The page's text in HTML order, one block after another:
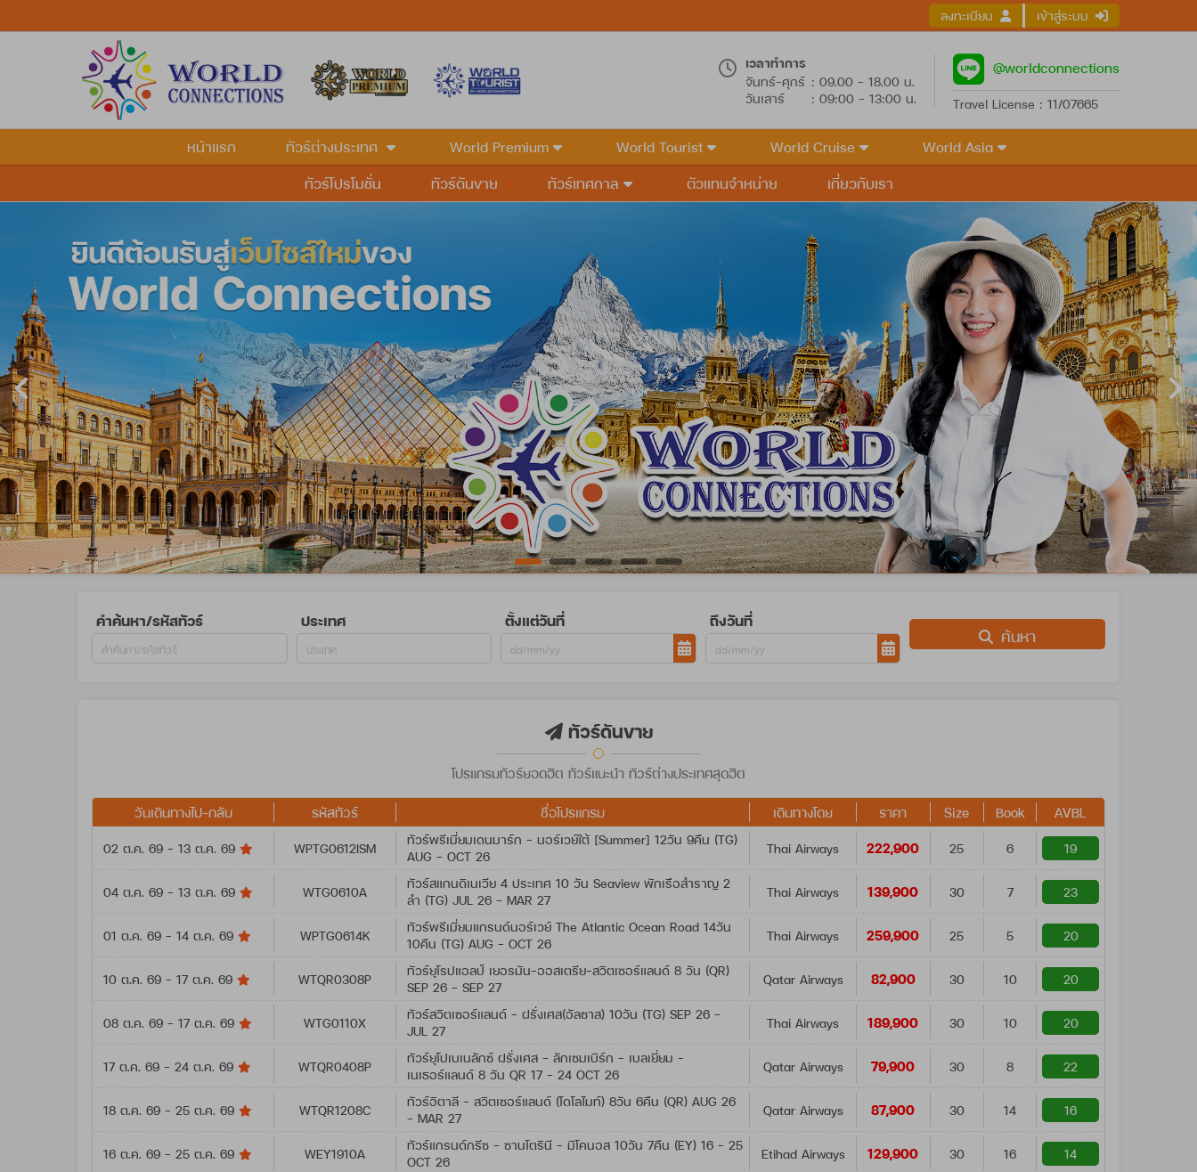
ลงทะเบียน เข้าสู่ระบบ
เวลาทำการ
จันทร์-ศุกร์ : 09.00 - 18.00 น.
วันเสาร์
: 09:00 - 13:00 น.
@worldconnections
Travel License : 11/07665
หน้าแรก ทัวร์ต่างประเทศ World Premium World Tourist World Cruise
World Asia
ทัวร์โปรโมชั่น
ทัวร์ดันขาย ทัวร์เทศกาล ตัวแทนจำหน่าย เกี่ยวกับเรา
คำค้นหา/รหัสทัวร์ ประเทศ ตั้งแต่วันที่ ถึงวันที่
ค้นหา
ทัวร์ดันขาย
โปรแกรมทัวร์ยอดฮิต ทัวร์แนะนำ ทัวร์ต่างประเทศสุดฮิต
วันเดินทางไป-กลับ
รหัสทัวร์ ชื่อโปรแกรม เดินทางโดย ราคา Size Book AVBL
02 ต.ค. 69 - 13 ต.ค. 69 WPTG0612ISM
ทัวร์พรีเมี่ยมเดนมาร์ก - นอร์เวย์ใต้ [Summer] 12วัน 9คืน (TG)
AUG - OCT 26
Thai Airways 222,900 25 6 19
04 ต.ค. 69 - 13 ต.ค. 69 WTG0610A
ทัวร์สแกนดิเนเวีย 4 ประเทศ 10 วัน Seaview พักเรือสำราญ 2
ลำ (TG) JUL 26 - MAR 27
Thai Airways 139,900 30 7 23
01 ต.ค. 69 - 14 ต.ค. 69 WPTG0614K
ทัวร์พรีเมี่ยมแกรนด์นอร์เวย์ The Atlantic Ocean Road 14วัน
10คืน (TG) AUG - OCT 26
Thai Airways 259,900 25 5 20
10 ต.ค. 69 - 17 ต.ค. 69 WTQR0308P
ทัวร์ยุโรปแอลป์ เยอรมัน-ออสเตรีย-สวิตเซอร์แลนด์ 8 วัน (QR)
SEP 26 - SEP 27
Qatar Airways 82,900 30 10 20
08 ต.ค. 69 - 17 ต.ค. 69 WTG0110X
ทัวร์สวิตเซอร์แลนด์ - ฝรั่งเศส(อัลซาส) 10วัน (TG) SEP 26 -
JUL 27
Thai Airways 189,900 30 10 20
17 ต.ค. 69 - 24 ต.ค. 69 WTQR0408P
ทัวร์ยุโปเบเนลักซ์ ฝรั่งเศส - ลักเซมเบิร์ก - เบลเยี่ยม -
เนเธอร์แลนด์ 8 วัน QR 17 - 24 OCT 26
Qatar Airways 79,900 30 8 22
18 ต.ค. 69 - 25 ต.ค. 69 WTQR1208C
ทัวร์อิตาลี – สวิตเซอร์แลนด์ (โดโลไมท์) 8วัน 6คืน (QR) AUG 26
- MAR 27
Qatar Airways 87,900 30 14 16
16 ต.ค. 69 - 25 ต.ค. 69 WEY1910A
ทัวร์แกรนด์กรีซ - ซานโตรินี - มิโคนอส 10วัน 7คืน (EY) 16 - 25
OCT 26
Etihad Airways 129,900 30 16 14